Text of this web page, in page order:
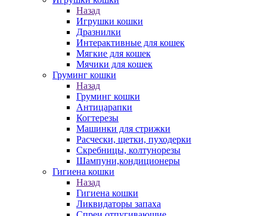
Назад
Игрушки кошки
Дразнилки
Интерактивные для кошек
Мягкие для кошек
Мячики для кошек
Груминг кошки
Назад
Груминг кошки
Антицарапки
Когтерезы
Машинки для стрижки
Расчески, щетки, пуходерки
Скребницы, колтунорезы
Шампуни,кондиционеры
Гигиена кошки
Назад
Гигиена кошки
Ликвидаторы запаха